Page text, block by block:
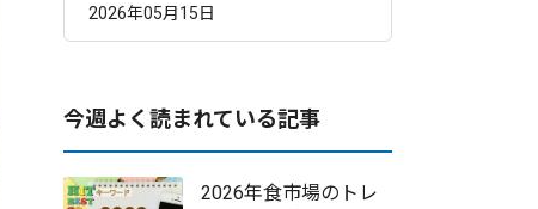
2026年05月15日
今週よく読まれている記事
2026年食市場のトレ